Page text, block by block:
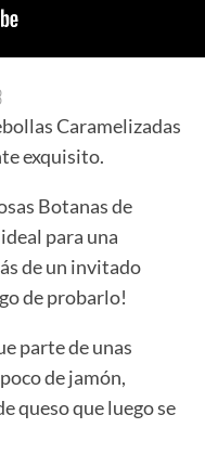
Caramelizadas
exquisito.
Botanas de
para una
de un invitado
de probarlo!
parte de unas
de jamón,
queso que luego se